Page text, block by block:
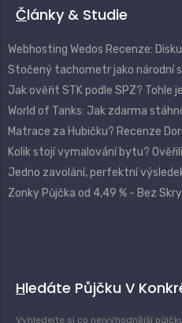
Články & Studie
Webhosting Wedos Recenze:
Stočený tachometr jako národní
Jak ověřit STK podle SPZ? Tohle
World of Tanks: Jak zdarma
Matrace za Hubičku? Recenze
Kolik stojí vymalování bytu?
Jedno zavolání, perfektní
Zonky Půjčka od 4,49 % - Bez
Hledáte Půjčku V
Vyhledejte si co nejvýhodnější